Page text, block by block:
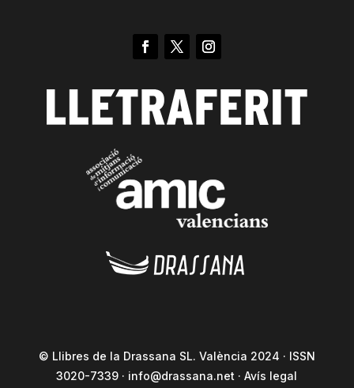
© Llibres de la Drassana SL. València 2024 · ISSN
3020-7339 · info@drassana.net ·Avís legal